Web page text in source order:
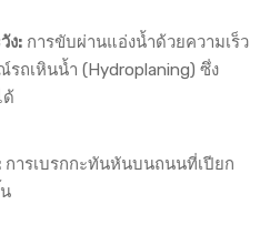
ง: การขับผ่านแอ่งน้ำด้วยความเร็ว
รถเหินน้ำ (Hydroplaning) ซึ่ง
ด้
การเบรกกะทันหันบนถนนที่เปียก